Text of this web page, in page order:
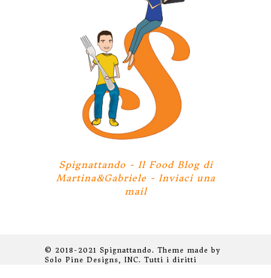
Spignattando - Il Food Blog di
Martina&Gabriele - Inviaci una
mail
© 2018-2021 Spignattando. Theme made by
Solo Pine Designs, INC. Tutti i diritti